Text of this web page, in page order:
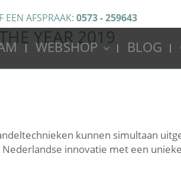
EEN AFSPRAAK: 0573 - 259643
WEBSHOP BLOG
YEAR 2019
kunnen simultaan
innovatie met een